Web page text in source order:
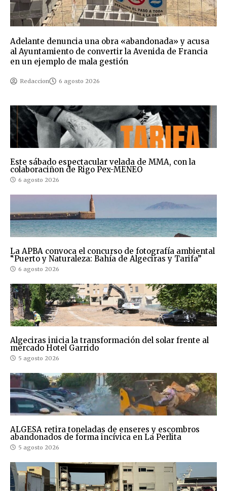
Adelante denuncia una obra «abandonada» y acusa
al Ayuntamiento de convertir la Avenida de Francia
en un ejemplo de mala gestión
Redaccion 6 agosto 2026
Este sábado espectacular velada de MMA, con la
colaboraciñon de Rigo Pex-MENEO
6 agosto 2026
La APBA convoca el concurso de fotografía ambiental
“Puerto y Naturaleza: Bahía de Algeciras y Tarifa”
6 agosto 2026
Algeciras inicia la transformación del solar frente al
mercado Hotel Garrido
5 agosto 2026
ALGESA retira toneladas de enseres y escombros
abandonados de forma incívica en La Perlita
5 agosto 2026